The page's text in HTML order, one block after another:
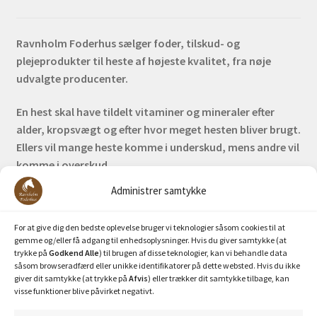
Administrer samtykke
For at give dig den bedste oplevelse bruger vi teknologier såsom cookies til at
gemme og/eller få adgang til enhedsoplysninger. Hvis du giver samtykke (at
trykke på Godkend Alle) til brugen af disse teknologier, kan vi behandle data
såsom browseradfærd eller unikke identifikatorer på dette websted. Hvis du ikke
giver dit samtykke (at trykke på Afvis) eller trækker dit samtykke tilbage, kan
visse funktioner blive påvirket negativt.
Ravnholm Foderhus sælger foder, tilskud- og
plejeprodukter til heste af højeste kvalitet, fra nøje
udvalgte producenter.
En hest skal have tildelt vitaminer og mineraler efter
alder, kropsvægt og efter hvor meget hesten bliver brugt.
Ellers vil mange heste komme i underskud, mens andre vil
komme i overskud.
Bank: Nordea / Reg: 2413 Konto nr. 6285 704 772